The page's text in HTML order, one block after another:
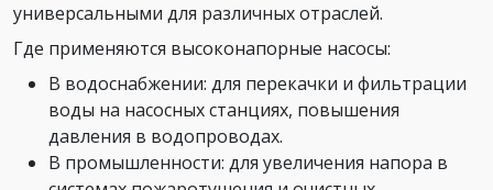
универсальными для различных отраслей.
Где применяются высоконапорные насосы:
В водоснабжении: для перекачки и фильтрации
воды на насосных станциях, повышения
давления в водопроводах.
В промышленности: для увеличения напора в